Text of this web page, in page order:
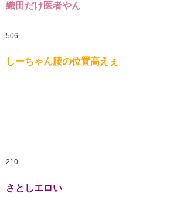
織田だけ医者やん
506
しーちゃん腰の位置高えぇ
210
さとしエロい